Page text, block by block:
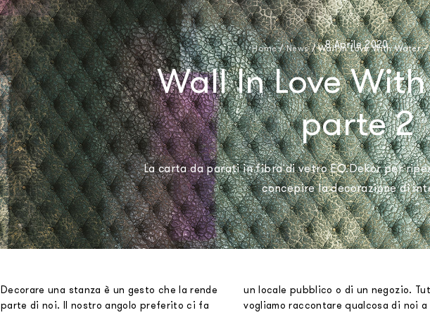
Home/News/Wall In Love With Water
8 Aprile 2020
Wall In Love
parte 2
La carta da parati in fibra di vetro EQ.Dekor per
concepire la decorazione di
Decorare una stanza è un gesto che la rende
parte di noi. Il nostro angolo preferito ci fa
un locale pubblico o di un negozio.
vogliamo raccontare qualcosa di noi